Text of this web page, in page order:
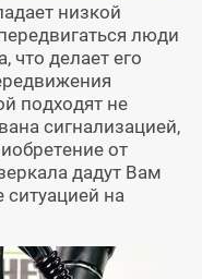
низкой
люди
что делает его
подходят не
сигнализацией,
от
дадут Вам
на